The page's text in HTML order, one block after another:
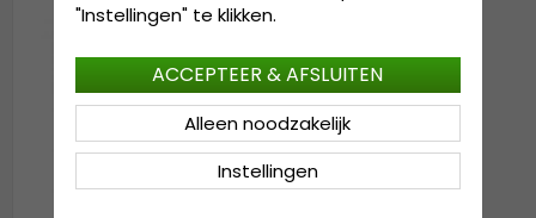
"Instellingen" te klikken.
Instellingen
Alleen noodzakelijk
ACCEPTEER & AFSLUITEN